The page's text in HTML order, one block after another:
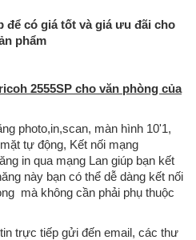
để có giá tốt và giá ưu đãi cho
phẩm
2555SP cho văn phòng của
photo,in,scan, màn hình 10'1,
tự động, Kết nối mạng
in qua mạng Lan giúp bạn kết
này bạn có thể dễ dàng kết nối
mà không cần phải phụ thuộc
trực tiếp gửi đến email, các thư